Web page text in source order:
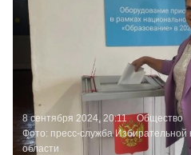
8 сентября 2024, 20:11
Общество
Фото: пресс-служба Избирательной
области